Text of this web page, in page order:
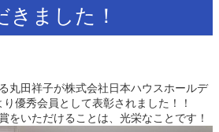
きました！
丸田祥子が株式会社日本ハウスホールデ
優秀会員として表彰されました！！
をいただけることは、光栄なことです！